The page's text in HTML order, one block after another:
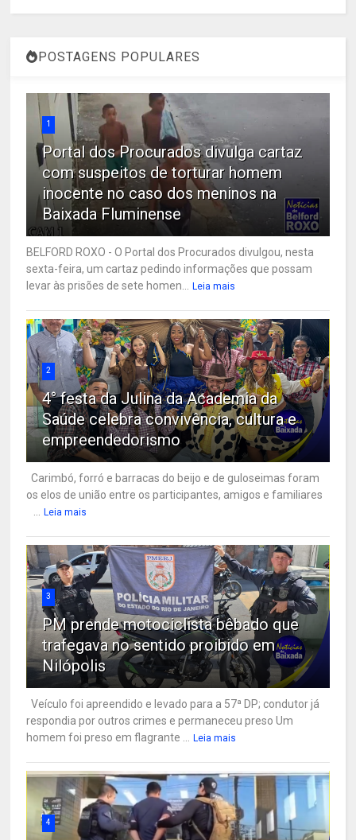
POSTAGENS POPULARES
1
Portal dos Procurados divulga cartaz
com suspeitos de torturar homem
inocente no caso dos meninos na
Baixada Fluminense
BELFORD ROXO - O Portal dos Procurados divulgou, nesta
sexta-feira, um cartaz pedindo informações que possam
levar às prisões de sete homen...
Leia mais
2
4° festa da Julina da Academia da
Saúde celebra convivência, cultura e
empreendedorismo
Carimbó, forró e barracas do beijo e de guloseimas foram
os elos de união entre os participantes, amigos e familiares
Leia mais
3
PM prende motociclista bêbado que
trafegava no sentido proibido em
Nilópolis
Veículo foi apreendido e levado para a 57ª DP; condutor já
respondia por outros crimes e permaneceu preso Um
homem foi preso em flagrante ...
Leia mais
4